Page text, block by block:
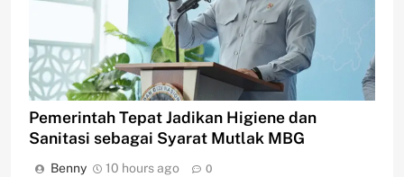
Pemerintah Tepat Jadikan Higiene dan
Sanitasi sebagai Syarat Mutlak MBG
Benny 10 hours ago 0